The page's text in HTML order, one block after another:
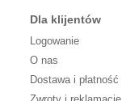
Dla klijentów
Logowanie
O nas
Dostawa i płatność